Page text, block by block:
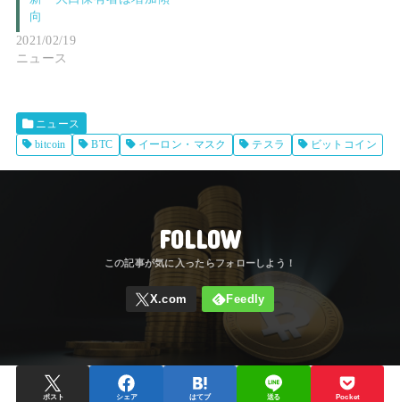
向
2021/02/19
ニュース
ニュース
bitcoin
BTC イーロン・マスク テスラ ビットコイン
FOLLOW
ポスト シェア はてブ 送る Pocket